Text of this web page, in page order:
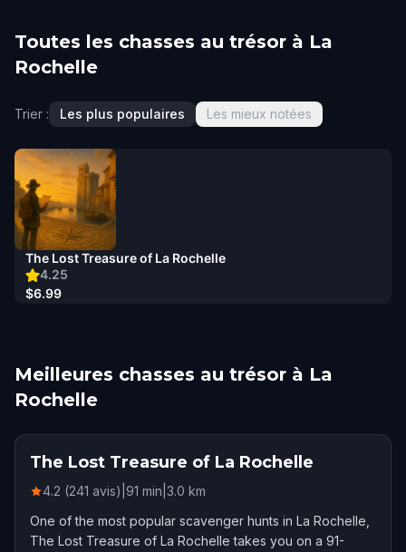
Toutes les chasses au trésor à La
Rochelle
Trier : Les plus populaires Les mieux notées
4.25
The Lost Treasure of La Rochelle
$6.99
Meilleures chasses au trésor à La
Rochelle
The Lost Treasure of La Rochelle
4.2 (241 avis) 91 min 3.0 km
One of the most popular scavenger hunts in La Rochelle,
The Lost Treasure of La Rochelle takes you on a 91-